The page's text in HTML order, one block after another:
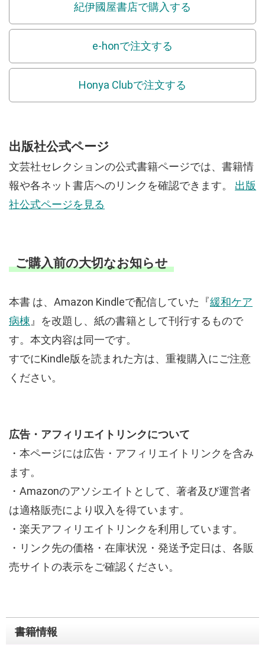
紀伊國屋書店で購入する
e-honで注文する
Honya Clubで注文する
出版社公式ページ
文芸社セレクションの公式書籍ページでは、書籍情
報や各ネット書店へのリンクを確認できます。
出版
社公式ページを見る
ご購入前の大切なお知らせ
本書 は、Amazon Kindleで配信していた『緩和ケア
病棟』を改題し、紙の書籍として刊行するもので
す。本文内容は同一です。
すでにKindle版を読まれた方は、重複購入にご注意
ください。
広告・アフィリエイトリンクについて
・本ページには広告・アフィリエイトリンクを含み
ます。
・Amazonのアソシエイトとして、著者及び運営者
は適格販売により収入を得ています。
・楽天アフィリエイトリンクを利用しています。
・リンク先の価格・在庫状況・発送予定日は、各販
売サイトの表示をご確認ください。
書籍情報